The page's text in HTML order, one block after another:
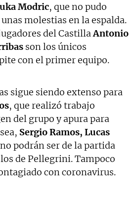
Modric, que no pudo
molestias en la espalda.
del CastillaAntonio
son los únicos
con el primer equipo.
sigue siendo extenso para
, que realizó trabajo
del grupo y apura para
Sergio Ramos, Lucas
podrán ser de la partida
de Pellegrini. Tampoco
con coronavirus.